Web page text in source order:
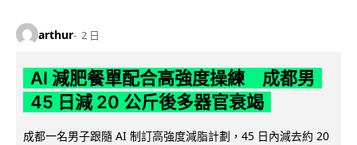
arthur 2 日
AI 減肥餐單配合高強度操練 成都男
45 日減 20 公斤後多器官衰竭
成都一名男子跟隨 AI 制訂高強度減脂計劃，45 日內減去約 20